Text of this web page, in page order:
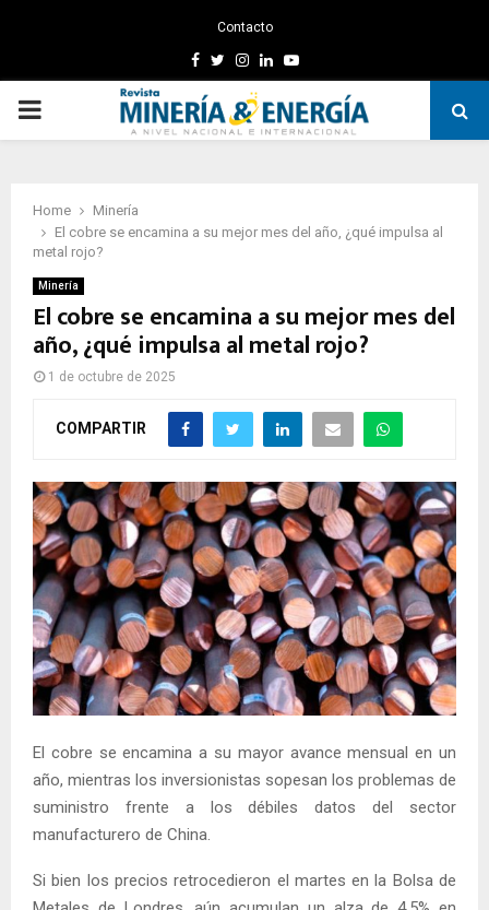
Contacto
Facebook
TwitterInstagram
LinkedinYoutube
PRIMARY
Home
Minería
El cobre se encamina a su mejor mes del año, ¿qué impulsa al
metal rojo?
Minería
El cobre se encamina a su mejor mes del
año, ¿qué impulsa al metal rojo?
1 de octubre de 2025
COMPARTIR
El cobre se encamina a su mayor avance mensual en un
año, mientras los inversionistas sopesan los problemas de
suministro frente a los débiles datos del sector
manufacturero de China.
Si bien los precios retrocedieron el martes en la Bolsa de